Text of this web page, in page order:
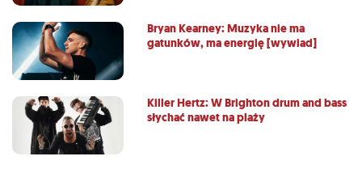
Bryan Kearney: Muzyka nie ma
gatunków, ma energię [wywiad]
Killer Hertz: W Brighton drum and bass
słychać nawet na plaży